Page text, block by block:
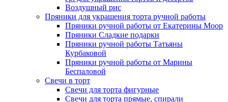
Воздушный рис
Пряники для украшения торта ручной работы
Пряники ручной работы от Екатерины Моор
Пряники Сладкие подарки
Пряники ручной работы Татьяны
Курбаковой
Пряники ручной работы от Марины
Беспаловой
Свечи в торт
Свечи для торта фигурные
Свечи для торта прямые, спирали